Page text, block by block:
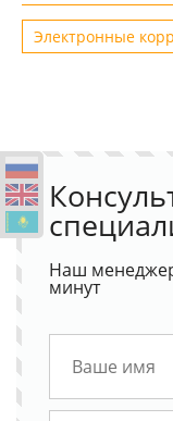
Электронные
Наш
минут